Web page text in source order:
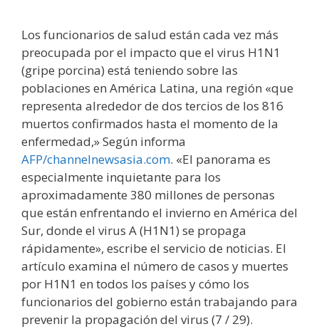
Los funcionarios de salud están cada vez más
preocupada por el impacto que el virus H1N1
(gripe porcina) está teniendo sobre las
poblaciones en América Latina, una región «que
representa alrededor de dos tercios de los 816
muertos confirmados hasta el momento de la
enfermedad,» Según informa
AFP/channelnewsasia.com. «El panorama es
especialmente inquietante para los
aproximadamente 380 millones de personas
que están enfrentando el invierno en América del
Sur, donde el virus A (H1N1) se propaga
rápidamente», escribe el servicio de noticias. El
artículo examina el número de casos y muertes
por H1N1 en todos los países y cómo los
funcionarios del gobierno están trabajando para
prevenir la propagación del virus (7 / 29).